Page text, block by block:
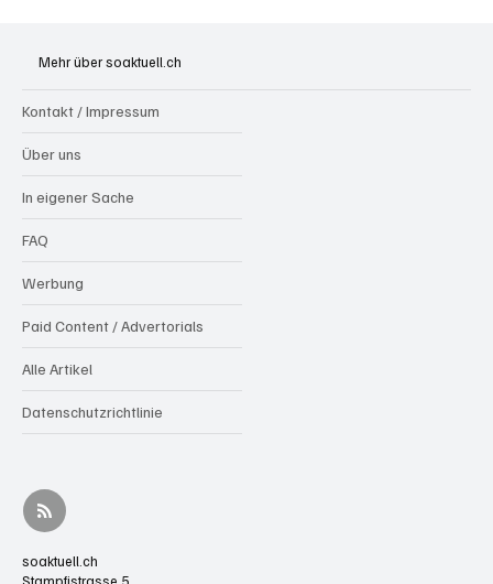
aufrütteln
Mehr über soaktuell.ch
Kontakt / Impressum
Über uns
In eigener Sache
FAQ
Werbung
Paid Content / Advertorials
Alle Artikel
Datenschutzrichtlinie
soaktuell.ch